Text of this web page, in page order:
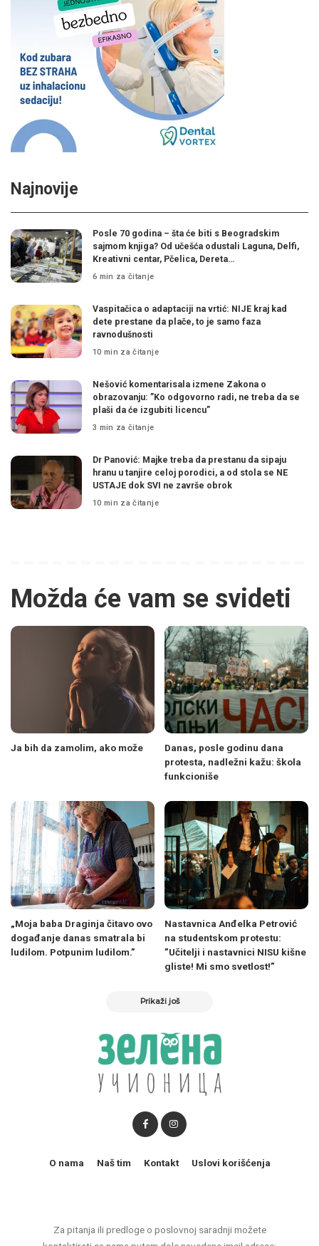
Najnovije
Posle 70 godina – šta će biti s Beogradskim
sajmom knjiga? Od učešća odustali Laguna, Delfi,
Kreativni centar, Pčelica, Dereta…
6 min za čitanje
Vaspitačica o adaptaciji na vrtić: NIJE kraj kad
dete prestane da plače, to je samo faza
ravnodušnosti
10 min za čitanje
Nešović komentarisala izmene Zakona o
obrazovanju: ”Ko odgovorno radi, ne treba da se
plaši da će izgubiti licencu”
3 min za čitanje
Dr Panović: Majke treba da prestanu da sipaju
hranu u tanjire celoj porodici, a od stola se NE
USTAJE dok SVI ne završe obrok
10 min za čitanje
Možda će vam se svideti
Ja bih da zamolim, ako može
Danas, posle godinu dana
protesta, nadležni kažu: škola
funkcioniše
„Moja baba Draginja čitavo ovo
događanje danas smatrala bi
ludilom. Potpunim ludilom.”
Nastavnica Anđelka Petrović
na studentskom protestu:
”Učitelji i nastavnici NISU kišne
gliste! Mi smo svetlost!”
Prikaži još
Za pitanja ili predloge o poslovnoj saradnji možete
O nama Naš tim Kontakt Uslovi korišćenja